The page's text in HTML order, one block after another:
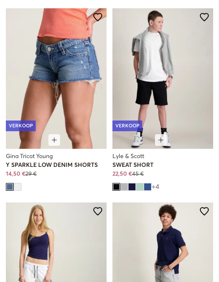
VERKOOP
Gina Tricot Young
Y SPARKLE LOW DENIM SHORTS
14,50 €29 €
VERKOOP
Lyle & Scott
SWEAT SHORT
22,50 €45 €
+4